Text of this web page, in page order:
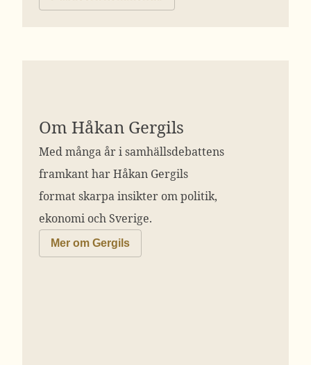
Om Håkan Gergils
Med många år i samhällsdebattens
framkant har Håkan Gergils
format skarpa insikter om politik,
ekonomi och Sverige.
Mer om Gergils